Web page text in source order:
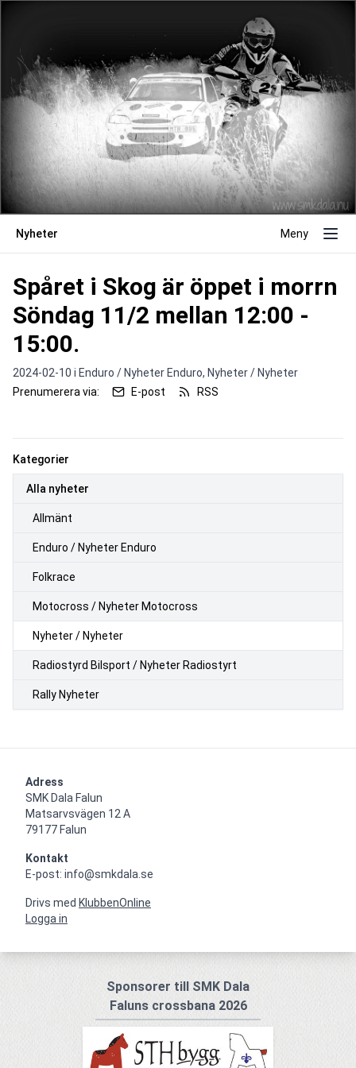
Nyheter Meny
Kategorier
Alla nyheter
Allmänt
Enduro / Nyheter Enduro
Folkrace
Motocross / Nyheter Motocross
Nyheter / Nyheter
Radiostyrd Bilsport / Nyheter Radiostyrt
Rally Nyheter
Spåret i Skog är öppet i morrn
Söndag 11/2 mellan 12:00 -
15:00.
2024-02-10 i Enduro / Nyheter Enduro, Nyheter / Nyheter
Prenumerera via:
E-post RSS
Adress
SMK Dala Falun
Matsarvsvägen 12 A
79177 Falun
Kontakt
E-post: info@smkdala.se
Drivs med KlubbenOnline
Logga in
Sponsorer till SMK Dala
Faluns crossbana 2026